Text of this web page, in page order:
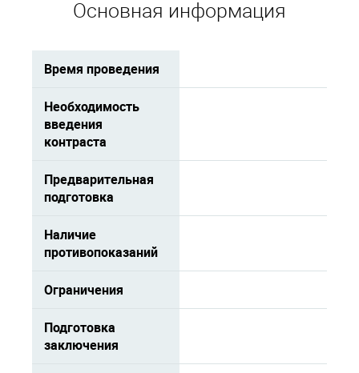
Основная информация
Время проведения
Необходимость
введения
контраста
Предварительная
подготовка
Наличие
противопоказаний
Ограничения
Подготовка
заключения